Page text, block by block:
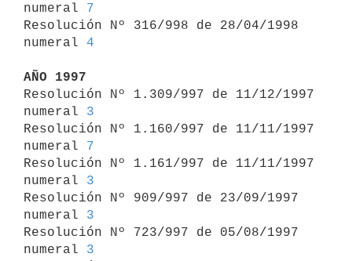
numeral 7
Resolución Nº 316/998 de 28/04/1998
numeral 4
AÑO 1997
Resolución Nº 1.309/997 de 11/12/1997
numeral 3
Resolución Nº 1.160/997 de 11/11/1997
numeral 7
Resolución Nº 1.161/997 de 11/11/1997
numeral 3
Resolución Nº 909/997 de 23/09/1997
numeral 3
Resolución Nº 723/997 de 05/08/1997
numeral 3